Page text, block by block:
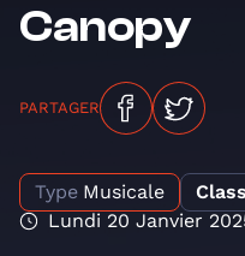
Canopy
PARTAGER
Type Musicale
Lundi 20 Janvier